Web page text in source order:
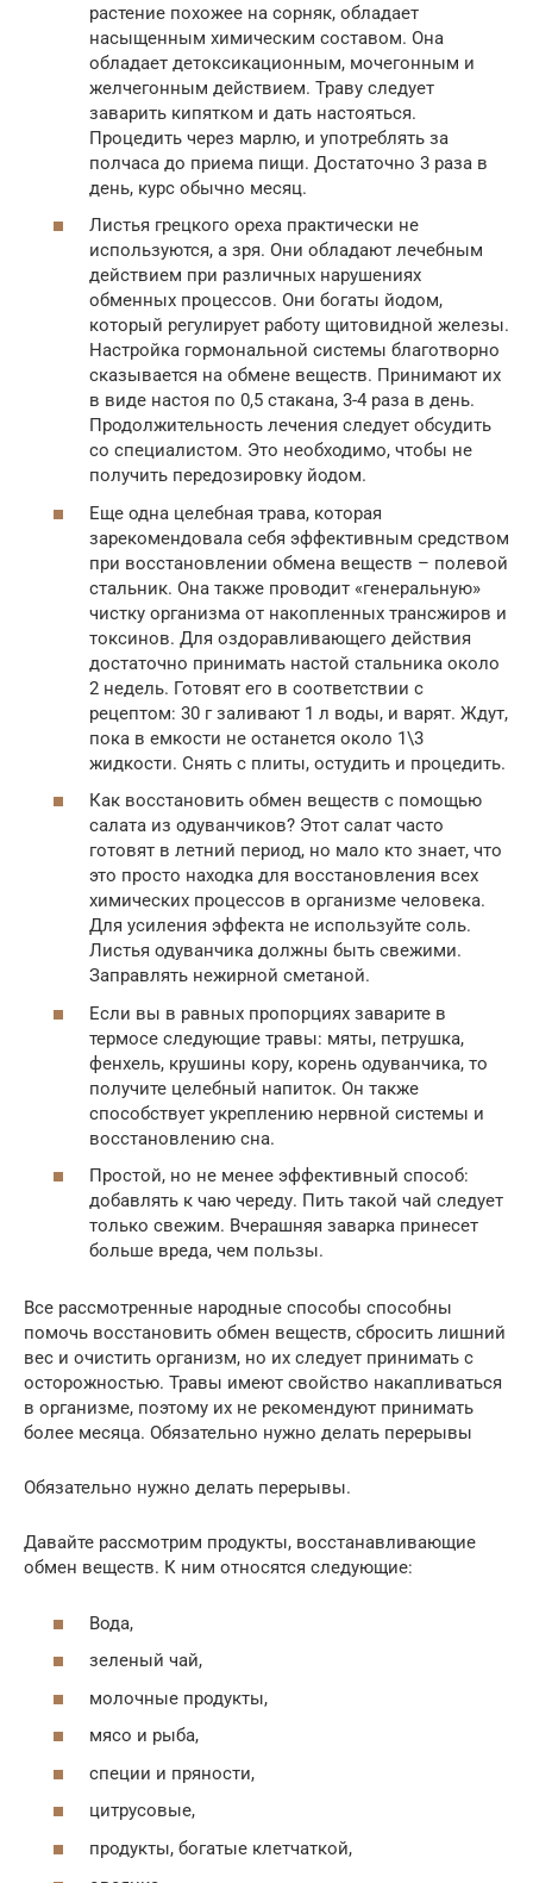
растение похожее на сорняк, обладает
насыщенным химическим составом. Она
обладает детоксикационным, мочегонным и
желчегонным действием. Траву следует
заварить кипятком и дать настояться.
Процедить через марлю, и употреблять за
полчаса до приема пищи. Достаточно 3 раза в
день, курс обычно месяц.
Листья грецкого ореха практически не
используются, а зря. Они обладают лечебным
действием при различных нарушениях
обменных процессов. Они богаты йодом,
который регулирует работу щитовидной железы.
Настройка гормональной системы благотворно
сказывается на обмене веществ. Принимают их
в виде настоя по 0,5 стакана, 3-4 раза в день.
Продолжительность лечения следует обсудить
со специалистом. Это необходимо, чтобы не
получить передозировку йодом.
Еще одна целебная трава, которая
зарекомендовала себя эффективным средством
при восстановлении обмена веществ – полевой
стальник. Она также проводит «генеральную»
чистку организма от накопленных трансжиров и
токсинов. Для оздоравливающего действия
достаточно принимать настой стальника около
2 недель. Готовят его в соответствии с
рецептом: 30 г заливают 1 л воды, и варят. Ждут,
пока в емкости не останется около 1\3
жидкости. Снять с плиты, остудить и процедить.
Как восстановить обмен веществ с помощью
салата из одуванчиков? Этот салат часто
готовят в летний период, но мало кто знает, что
это просто находка для восстановления всех
химических процессов в организме человека.
Для усиления эффекта не используйте соль.
Листья одуванчика должны быть свежими.
Заправлять нежирной сметаной.
Если вы в равных пропорциях заварите в
термосе следующие травы: мяты, петрушка,
фенхель, крушины кору, корень одуванчика, то
получите целебный напиток. Он также
способствует укреплению нервной системы и
восстановлению сна.
Простой, но не менее эффективный способ:
добавлять к чаю череду. Пить такой чай следует
только свежим. Вчерашняя заварка принесет
больше вреда, чем пользы.
Все рассмотренные народные способы способны
помочь восстановить обмен веществ, сбросить лишний
вес и очистить организм, но их следует принимать с
осторожностью. Травы имеют свойство накапливаться
в организме, поэтому их не рекомендуют принимать
более месяца. Обязательно нужно делать перерывы
Обязательно нужно делать перерывы.
Давайте рассмотрим продукты, восстанавливающие
обмен веществ. К ним относятся следующие:
Вода,
зеленый чай,
молочные продукты,
мясо и рыба,
специи и пряности,
цитрусовые,
продукты, богатые клетчаткой,